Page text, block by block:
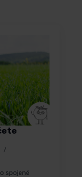
spojené